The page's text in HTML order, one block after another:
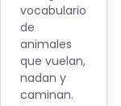
vocabulario
de
animales
que vuelan,
nadan y
caminan.